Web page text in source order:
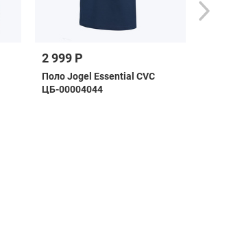
2 999 Р
Поло Jogel Essential CVC
ЦБ-00004044